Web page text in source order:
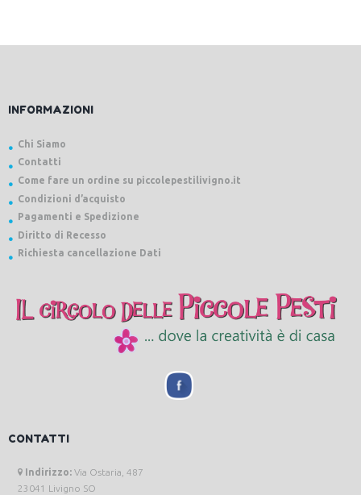
INFORMAZIONI
Chi Siamo
Contatti
Come fare un ordine su piccolepestilivigno.it
Condizioni d’acquisto
Pagamenti e Spedizione
Diritto di Recesso
Richiesta cancellazione Dati
CONTATTI
Indirizzo: Via Ostaria, 487
23041 Livigno SO